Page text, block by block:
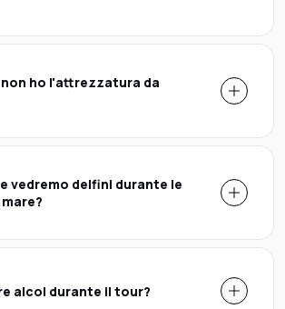
ho l'attrezzatura da
vedremo delfini durante le
alcol durante il tour?